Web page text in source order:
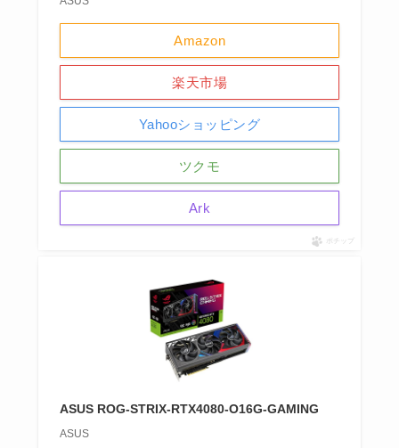
Amazon
楽天市場
Yahooショッピング
ツクモ
Ark
ポチップ
ASUS ROG-STRIX-RTX4080-O16G-GAMING
ASUS